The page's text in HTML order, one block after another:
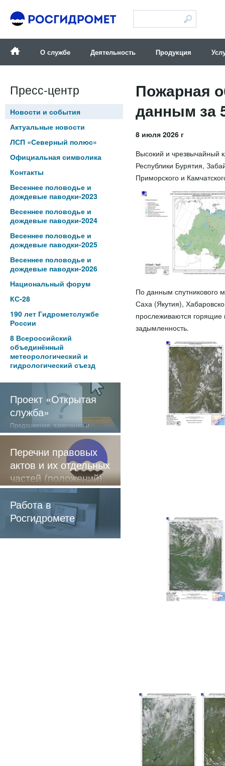
О службе Деятельность Продукция
Пресс-центр
Новости и события
Актуальные новости
ЛСП «Северный полюс»
Официальная символика
Контакты
Весеннее половодье и
дождевые паводки-2023
Весеннее половодье и
дождевые паводки-2024
Весеннее половодье и
дождевые паводки-2025
Весеннее половодье и
дождевые паводки-2026
Национальный форум
КС-28
190 лет Гидрометслужбе
России
8 Всероссийский
объединённый
метеорологический и
гидрологический съезд
Проект «Открытая
служба»
Предложения, замечания и
отзывы о нашей работе
Перечни правовых
актов и их отдельных
частей (положений),
содержащие
обязательные
требования
Работа в
Росгидромете
Пожарная
данным за
8 июля 2026 г
Высокий и чрезвычайный
Республики Бурятия,
Приморского и
По данным спутникового
Саха (Якутия),
прослеживаются
задымленность.